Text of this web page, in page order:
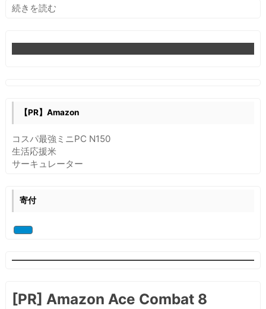
続きを読む:
ラ
シ
入
登
録
【PR】Amazon
コスパ最強ミニPC N150
生活応援米
サーキュレーター
寄付
[PR] Amazon Ace Combat 8